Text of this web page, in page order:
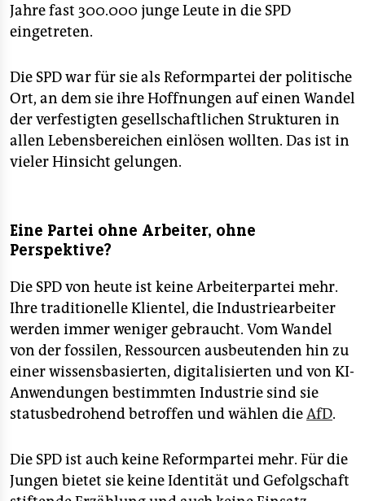
Jahre fast 300.000 junge Leute in die SPD
eingetreten.
Die SPD war für sie als Reformpartei der politische
Ort, an dem sie ihre Hoffnungen auf einen Wandel
der verfestigten gesellschaftlichen Strukturen in
allen Lebensbereichen einlösen wollten. Das ist in
vieler Hinsicht gelungen.
Eine Partei ohne Arbeiter, ohne
Perspektive?
Die SPD von heute ist keine Arbeiterpartei mehr.
Ihre traditionelle Klientel, die Industriearbeiter
werden immer weniger gebraucht. Vom Wandel
von der fossilen, Ressourcen ausbeutenden hin zu
einer wissensbasierten, digitalisierten und von KI-
Anwendungen bestimmten Industrie sind sie
statusbedrohend betroffen und wählen dieAfD.
Die SPD ist auch keine Reformpartei mehr. Für die
Jungen bietet sie keine Identität und Gefolgschaft